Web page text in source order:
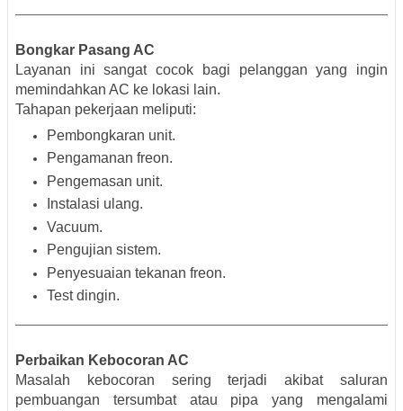
Bongkar Pasang AC
Layanan ini sangat cocok bagi pelanggan yang ingin
memindahkan AC ke lokasi lain.
Tahapan pekerjaan meliputi:
Pembongkaran unit.
Pengamanan freon.
Pengemasan unit.
Instalasi ulang.
Vacuum.
Pengujian sistem.
Penyesuaian tekanan freon.
Test dingin.
Perbaikan Kebocoran AC
Masalah kebocoran sering terjadi akibat saluran
pembuangan tersumbat atau pipa yang mengalami